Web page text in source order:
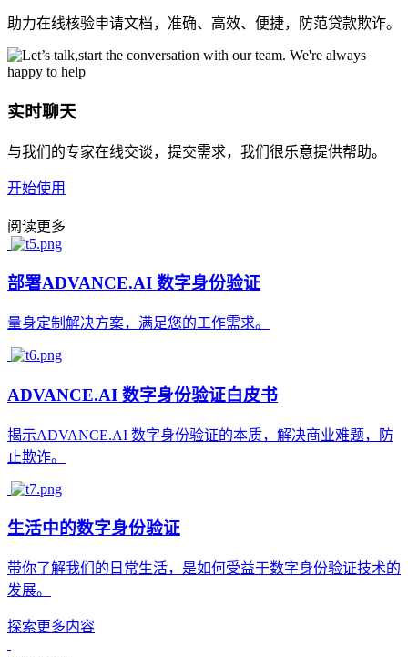
助力在线核验申请文档，准确、高效、便捷，防范贷款欺诈。
实时聊天
与我们的专家在线交谈，提交需求，我们很乐意提供帮助。
开始使用
阅读更多
部署ADVANCE.AI 数字身份验证
量身定制解决方案，满足您的工作需求。
ADVANCE.AI 数字身份验证白皮书
揭示ADVANCE.AI 数字身份验证的本质，解决商业难题，防
止欺诈。
生活中的数字身份验证
带你了解我们的日常生活，是如何受益于数字身份验证技术的
发展。
探索更多内容